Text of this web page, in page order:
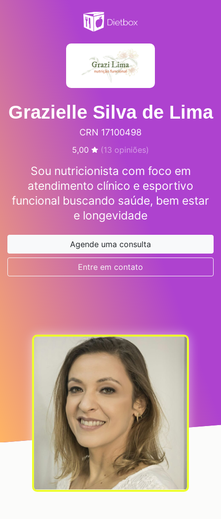
Grazielle Silva de Lima
CRN 17100498
5,00 (13 opiniões)
Sou nutricionista com foco em
atendimento clínico e esportivo
funcional buscando saúde, bem estar
e longevidade
Agende uma consulta
Entre em contato